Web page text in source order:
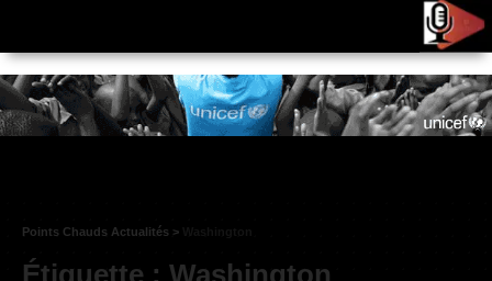
Points Chauds Actualités >
Étiquette : Washington